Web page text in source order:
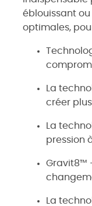
éblouissant
optimales,
La
créer
La
pression
Gravit8™
La